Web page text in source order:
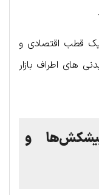
یک قطب اقتصادی و
های اطراف بازار
پیشکش‌ها و